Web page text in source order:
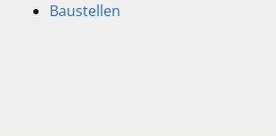
Baustellen